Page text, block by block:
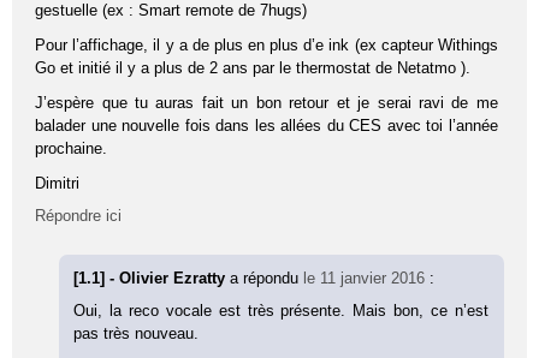
gestuelle (ex : Smart remote de 7hugs)
Pour l’affichage, il y a de plus en plus d’e ink (ex capteur Withings
Go et initié il y a plus de 2 ans par le thermostat de Netatmo ).
J’espère que tu auras fait un bon retour et je serai ravi de me
balader une nouvelle fois dans les allées du CES avec toi l’année
prochaine.
Dimitri
Répondre ici
[1.1] - Olivier Ezrattya répondu le 11 janvier 2016 :
Oui, la reco vocale est très présente. Mais bon, ce n’est
pas très nouveau.